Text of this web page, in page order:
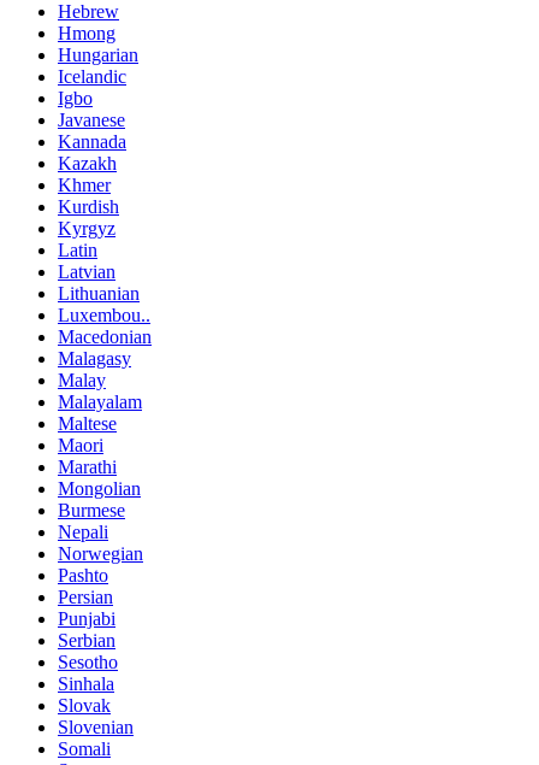
Hebrew
Hmong
Hungarian
Icelandic
Igbo
Javanese
Kannada
Kazakh
Khmer
Kurdish
Kyrgyz
Latin
Latvian
Lithuanian
Luxembou..
Macedonian
Malagasy
Malay
Malayalam
Maltese
Maori
Marathi
Mongolian
Burmese
Nepali
Norwegian
Pashto
Persian
Punjabi
Serbian
Sesotho
Sinhala
Slovak
Slovenian
Somali